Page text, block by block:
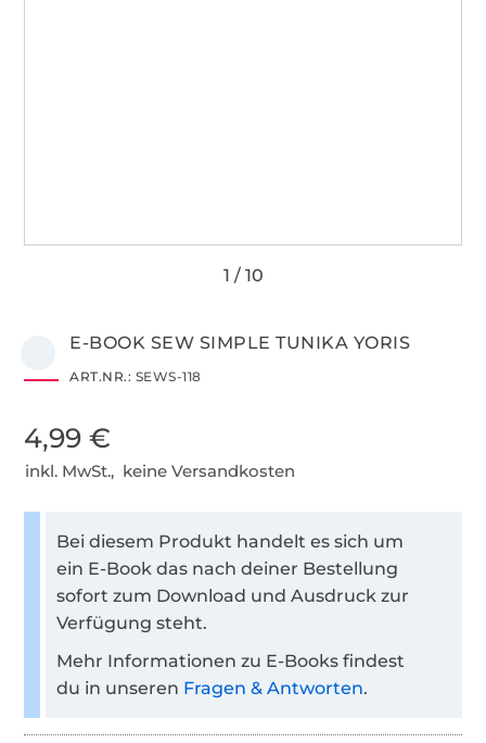
E-BOOK SEW SIMPLE TUNIKA YORIS
ART.NR.: SEWS-118
4,99 €
inkl. MwSt., keine Versandkosten
Bei diesem Produkt handelt es sich um
ein E-Book das nach deiner Bestellung
sofort zum Download und Ausdruck zur
Verfügung steht.
Mehr Informationen zu E-Books findest
du in unseren Fragen & Antworten.